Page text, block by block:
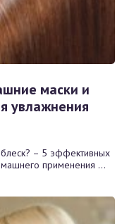
маски и
увлажнения
– 5 эффективных
применения ...